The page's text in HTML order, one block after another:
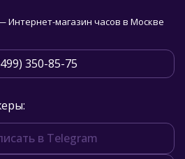
Интернет-магазин часов в Москве
350-85-75
в Telegram